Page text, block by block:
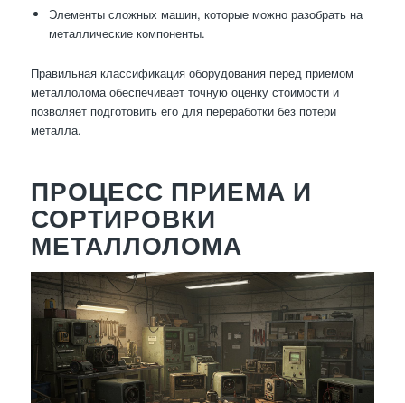
Элементы сложных машин, которые можно разобрать на
металлические компоненты.
Правильная классификация оборудования перед приемом
металлолома обеспечивает точную оценку стоимости и
позволяет подготовить его для переработки без потери
металла.
ПРОЦЕСС ПРИЕМА И
СОРТИРОВКИ
МЕТАЛЛОЛОМА